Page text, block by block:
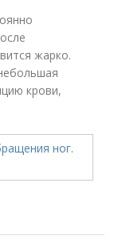
жарко.
крови,